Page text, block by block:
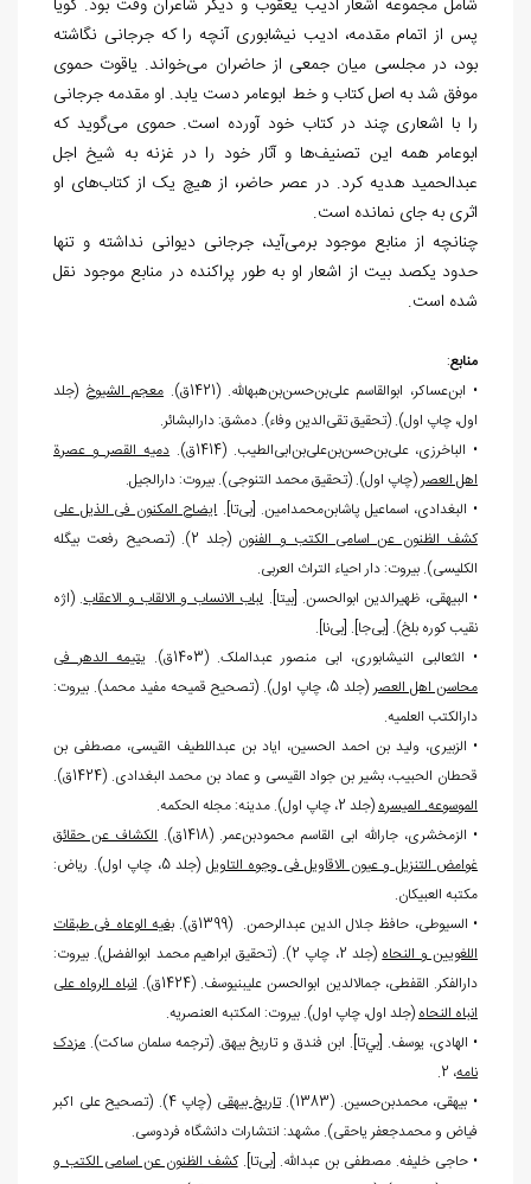
شامل مجموعه اشعار ادیب یعقوب و دیگر شاعران وقت بود. گویا
پس از اتمام مقدمه، ادیب نیشابوری آنچه را که جرجانی نگاشته
بود، در مجلسی میان جمعی از حاضران میخواند. یاقوت حموی
موفق شد به اصل کتاب و خط ابوعامر دست یابد. او مقدمه جرجانی
را با اشعاری چند در کتاب خود آورده است. حموی میگوید که
ابوعامر همه این تصنیفها و آثار خود را در غزنه به شیخ اجل
عبدالحمید هدیه کرد. در عصر حاضر، از هیچ یک از کتابهای او
اثری به جای نمانده است.
چنانچه از منابع موجود برمیآید، جرجانی دیوانی نداشته و تنها
حدود یکصد بیت از اشعار او به طور پراکنده در منابع موجود نقل
شده است.
منابع:
• ابن‏‌عساکر، ابوالقاسم علی‏‌بن‏‌حسن‏‌بن‏‌هبه‏الله. (1421ق).
معجم الشیوخ (جلد
اول، چاپ اول). (تحقیق تقیالدین وفاء). دمشق: دارالبشائر.
• الباخرزی، علی‏‌بن‏‌حسن‏‌بن‏‌علی‏‌بن‏‌ابی‏‌الطیب. (1414ق).
دمیه القصر و عصرة
اهل العصر(چاپ اول). (تحقیق محمد التنوجی). بيروت: دارالجیل.
• البغدادی، اسماعیل پاشابن‏‌محمدامین. [‏بی‌‏تا].ایضاح المکنون فی الذیل علی
کشف الظنون عن اسامی الکتب و الفنون
(جلد 2). (تصحیح رفعت بیگله
الکلیسی). بيروت: دار احیاء التراث العربی.
• البیهقی، ظهیرالدین ابوالحسن. [بی‏تا].لباب الانساب و الالقاب و الاعقاب. (اژه
نقیب کوره بلخ). [بیجا]. [بینا].
• الثعالبی النیشابوری، ابی منصور عبدالملک. (1403ق).
یتیمه الدهر فی
محاسن اهل العصر
(جلد 5، چاپ اول). (تصحیح قمیحه مفید محمد). بيروت:
دارالکتب العلمیه.
• الزبیری، ولید بن احمد الحسین، ایاد بن عبداللطیف القیسی، مصطفی بن
قحطان الحبیب، بشیر بن جواد القیسی و عماد بن محمد البغدادی. (1424ق).
الموسوعه. المیسره(جلد 2، چاپ اول). مدينه: مجله الحکمه.
• الزمخشری، جارالله ابی القاسم محمودبن‏‌عمر. (1418ق).
الکشاف عن حقائق
غوامض التنزیل و عیون الاقاویل فی وجوه التاویل
(جلد 5، چاپ اول). رياض:
مکتبه العبیکان.
• السیوطی، حافظ جلال الدین عبدالرحمن. (1399ق).
بغيه الوعاه فی طبقات
اللغویین و النحاه
(جلد 2، چاپ 2). (تحقیق ابراهیم محمد ابوالفضل). بیروت:
دارالفکر. القفطی، جمال‏الدین ابوالحسن علی‏بن‏یوسف. (1424ق).
انباه الرواه علی
انباه النحاه(جلد اول، چاپ اول). بيروت: المکتبه العنصریه.
• الهادی، یوسف. [بيتا]. ابن فندق و تاریخ بیهق. (ترجمه سلمان ساکت). مزدک
نامه، 2.
• بیهقی، محمدبن‏‌حسین. (1383).
تاریخ بیهقی
(چاپ 4). (تصحیح علی اکبر
فیاض و محمدجعفر یاحقی). مشهد: انتشارات دانشگاه فردوسی.
• حاجی خلیفه. مصطفی بن عبدالله. [بی‏‌تا].کشف الظنون عن اسامی الکتب و